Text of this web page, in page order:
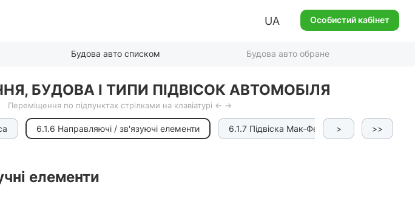
UA Особистий кабінет
Будова авто списком Будова авто обране
БУДОВА І ТИПИ ПІДВІСОК АВТОМОБІЛЯ
Переміщення по підпунктах стрілками на клавіатурі ← →
6.1.6 Направляючі / зв'язуючі елементи 6.1.7 Підвіска Мак-Ферсона 6.1.8
>>
>
елементи